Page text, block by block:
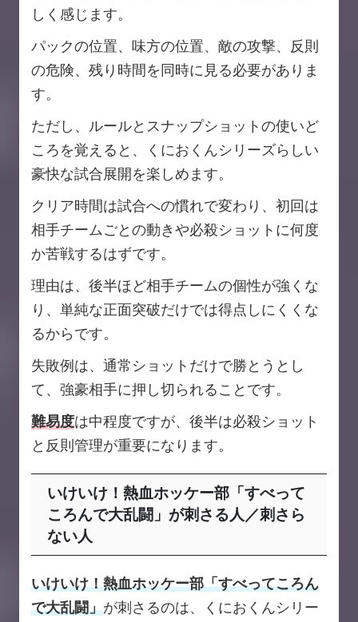
しく感じます。
パックの位置、味方の位置、敵の攻撃、反則
の危険、残り時間を同時に見る必要がありま
す。
ただし、ルールとスナップショットの使いど
ころを覚えると、くにおくんシリーズらしい
豪快な試合展開を楽しめます。
クリア時間は試合への慣れで変わり、初回は
相手チームごとの動きや必殺ショットに何度
か苦戦するはずです。
理由は、後半ほど相手チームの個性が強くな
り、単純な正面突破だけでは得点しにくくな
るからです。
失敗例は、通常ショットだけで勝とうとし
て、強豪相手に押し切られることです。
難易度は中程度ですが、後半は必殺ショット
と反則管理が重要になります。
いけいけ！熱血ホッケー部「すべって
ころんで大乱闘」が刺さる人／刺さら
ない人
いけいけ！熱血ホッケー部「すべってころん
で大乱闘」が刺さるのは、くにおくんシリー